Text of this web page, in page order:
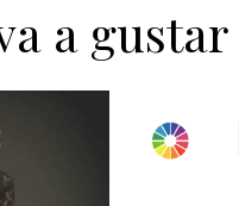
a gustar